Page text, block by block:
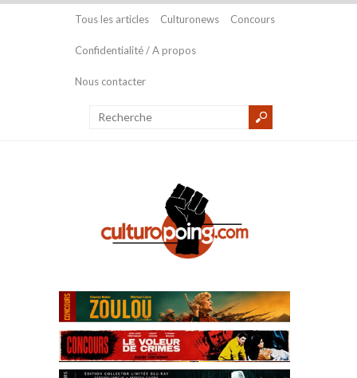
Tous les articles Culturonews Concours
Confidentialité / A propos
Nous contacter